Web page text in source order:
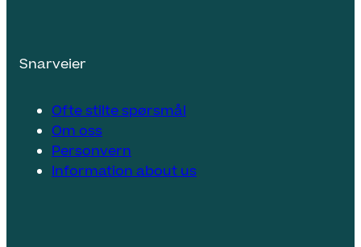
Snarveier
Ofte stilte spørsmål
Om oss
Personvern
Information about us